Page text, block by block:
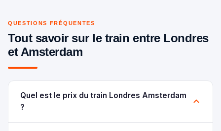
QUESTIONS FRÉQUENTES
Tout savoir sur le train entre Londres
et Amsterdam
Quel est le prix du train Londres Amsterdam
?